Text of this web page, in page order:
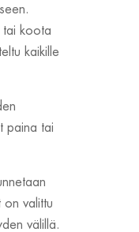
tai koota
kaikille
paina tai
on valittu
välillä.